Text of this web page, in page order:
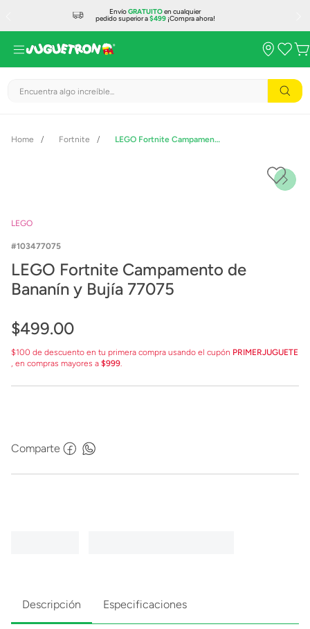
EnvíoGRATUITOen cualquier
pedido superior a$499¡Compra ahora!
Encuentra algo increíble...
Fortnite LEGO Fortnite Campamento de Bananín y Bujía 77075
LEGO
103477075
LEGO Fortnite Campamento de
Bananín y Bujía 77075
$499.00
$100 de descuento en tu primera compra usando el cupón PRIMERJUGUETE
, en compras mayores a $999.
Comparte
Descripción Especificaciones